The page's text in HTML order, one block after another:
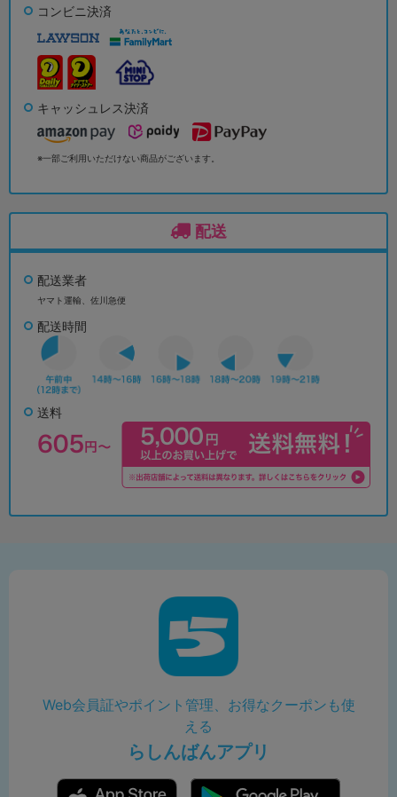
コンビニ決済
キャッシュレス決済
※一部ご利用いただけない商品がございます。
配送
配送業者
ヤマト運輸、佐川急便
配送時間
送料
Web会員証やポイント管理、お得なクーポンも使
える
らしんばんアプリ